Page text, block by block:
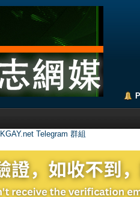
Telegram 群組